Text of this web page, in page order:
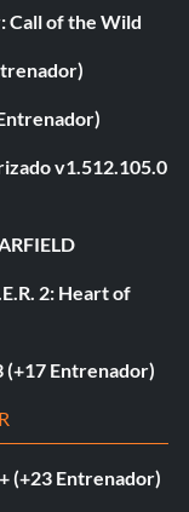
Call of the Wild
v1.512.105.0
2: Heart of
Entrenador)
(+23 Entrenador)